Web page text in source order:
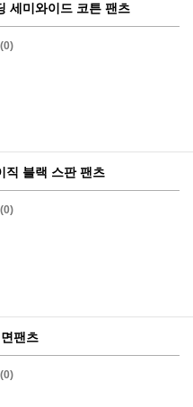
세미와이드 코튼 팬츠
(0)
직 블랙 스판 팬츠
(0)
팬츠
(0)